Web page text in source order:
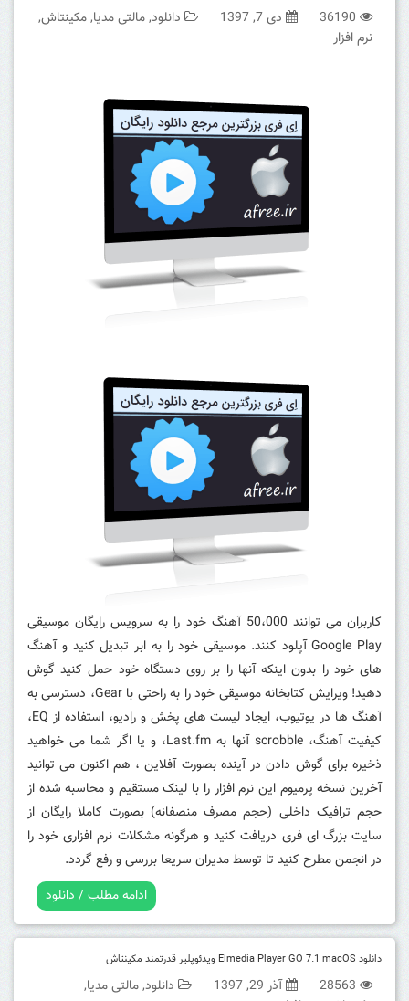
36190 دی 7, 1397 دانلود,مالتی مدیا,مکینتاش,
نرم افزار
کاربران می توانند 50،000 آهنگ خود را به سرویس رایگان موسیقی
Google Play آپلود کنند. موسیقی خود را به ابر تبدیل کنید و آهنگ
های خود را بدون اینکه آنها را بر روی دستگاه خود حمل کنید گوش
دهید! ویرایش کتابخانه موسیقی خود را به راحتی با Gear، دسترسی به
آهنگ ها در یوتیوب، ایجاد لیست های پخش و رادیو، استفاده از EQ،
کیفیت آهنگ، scrobble آنها به Last.fm، و یا اگر شما می خواهید
ذخیره برای گوش دادن در آینده بصورت آفلاین ، هم اکنون می توانید
آخرین نسخه پرمیوم این نرم افزار را با لینک مستقیم و محاسبه شده از
حجم ترافیک داخلی (حجم مصرف منصفانه) بصورت کاملا رایگان از
سایت بزرگ ای فری دریافت کنید و هرگونه مشکلات نرم افزاری خود را
در انجمن مطرح کنید تا توسط مدیران سریعا بررسی و رفع گردد.
ادامه مطلب / دانلود
دانلود Elmedia Player GO 7.1 macOS ویدئوپلیر قدرتمند مکینتاش
28563 آذر 29, 1397 دانلود,مالتی مدیا,